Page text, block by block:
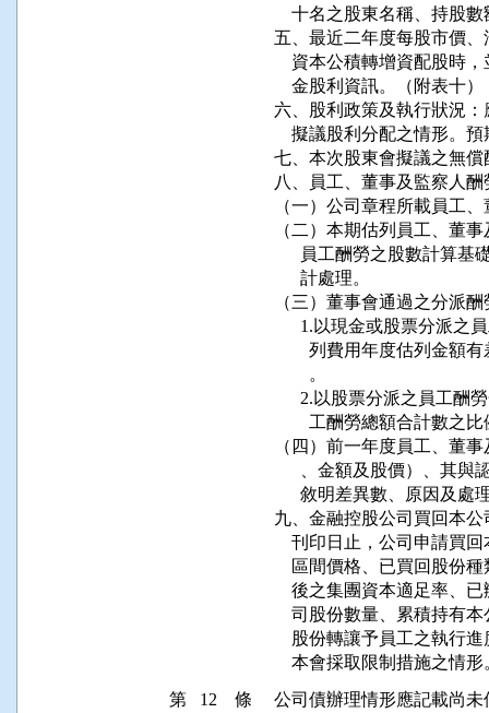
十名之股東名稱、持股
五、最近二年度每股市價
資本公積轉增資配股時
    金股利資訊。（附表十）
六、股利政策及執行狀況
擬議股利分配之情形。
七、本次股東會擬議之無
八、員工、董事及監察人酬
（一）公司章程所載員工
（二）本期估列員工、董
員工酬勞之股數計算
      計處理。
（三）董事會通過之分派
1.以現金或股票分派
列費用年度估列金
        。
2.以股票分派之員工
工酬勞總額合計數之
（四）前一年度員工、董
、金額及股價）、其
敘明差異數、原因及處
九、金融控股公司買回本
刊印日止，公司申請買
區間價格、已買回股份
後之集團資本適足率、
司股份數量、累積持有
股份轉讓予員工之執行
本會採取限制措施之情
第 12 條
公司債辦理情形應記載尚